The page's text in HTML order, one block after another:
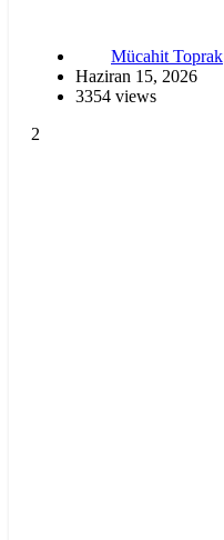
Mücahit Toprak
Haziran 15, 2026
3354 views
2